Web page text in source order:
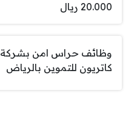
20.000 ريال
وظائف حراس امن بشركة
كاتريون للتموين بالرياض